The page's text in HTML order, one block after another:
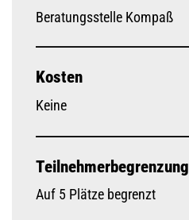
Beratungsstelle Kompaß
Kosten
Keine
Teilnehmerbegrenzung
Auf 5 Plätze begrenzt